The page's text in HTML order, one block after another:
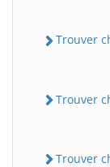
Trouver
Trouver
Trouver